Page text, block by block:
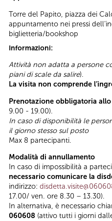
Torre del Papito, piazza dei
appuntamento nei pressi
biglietteria/bookshop
Informazioni:
Attività non adatta a persone
piani di scale da salire).
La visita non comprende
Prenotazione obbligatoria
9.00 - 19.00).
In caso di disponibilità le
il giorno stesso sul posto
Max 8 partecipanti.
Modalità di annullamento
In caso di impossibilità a
necessario comunicare la
indirizzo:
17.00/ ven. ore 8.30 – 13.30).
In alternativa, è necessario
060608 (attivo tutti i giorni